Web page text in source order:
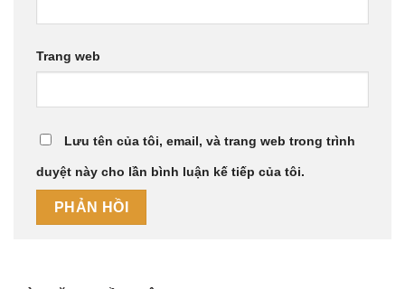
Trang web
Lưu tên của tôi, email, và trang web trong trình
duyệt này cho lần bình luận kế tiếp của tôi.